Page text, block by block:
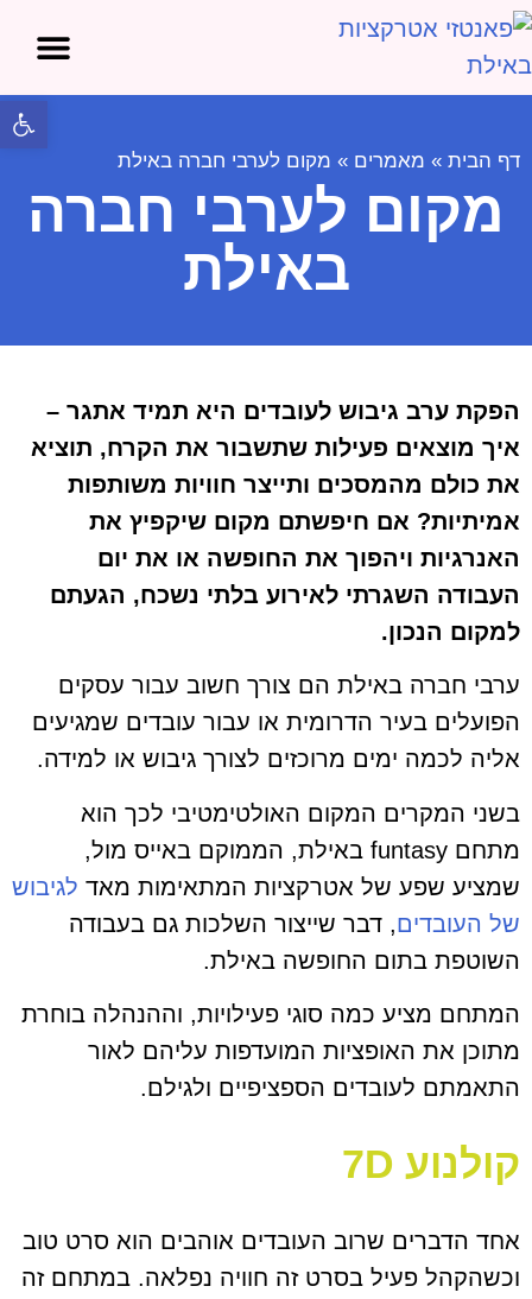
דף הבית » מאמרים » מקום לערבי חברה באילת
מקום לערבי חברה
באילת
הפקת ערב גיבוש לעובדים היא תמיד אתגר –
איך מוצאים פעילות שתשבור את הקרח, תוציא
את כולם מהמסכים ותייצר חוויות משותפות
אמיתיות? אם חיפשתם מקום שיקפיץ את
האנרגיות ויהפוך את החופשה או את יום
העבודה השגרתי לאירוע בלתי נשכח, הגעתם
למקום הנכון.
ערבי חברה באילת הם צורך חשוב עבור עסקים
הפועלים בעיר הדרומית או עבור עובדים שמגיעים
אליה לכמה ימים מרוכזים לצורך גיבוש או למידה.
בשני המקרים המקום האולטימטיבי לכך הוא
מתחם funtasy באילת, הממוקם באייס מול,
שמציע שפע של אטרקציות המתאימות מאד לגיבוש
של העובדים, דבר שייצור השלכות גם בעבודה
השוטפת בתום החופשה באילת.
המתחם מציע כמה סוגי פעילויות, וההנהלה בוחרת
מתוכן את האופציות המועדפות עליהם לאור
התאמתם לעובדים הספציפיים ולגילם.
קולנוע 7D
אחד הדברים שרוב העובדים אוהבים הוא סרט טוב
וכשהקהל פעיל בסרט זה חוויה נפלאה. במתחם זה